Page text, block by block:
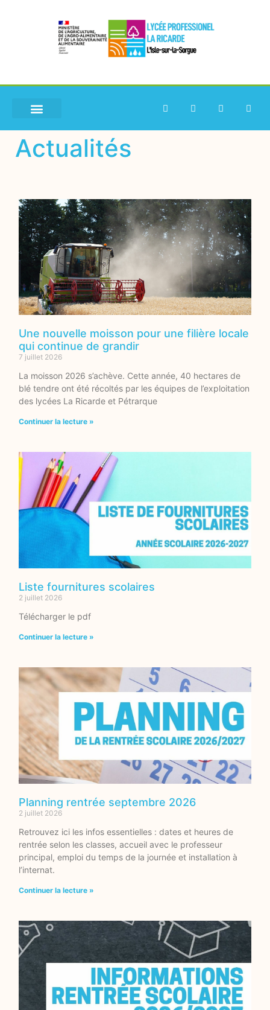
Actualités
Une nouvelle moisson pour une filière locale
qui continue de grandir
7 juillet 2026
La moisson 2026 s’achève. Cette année, 40 hectares de
blé tendre ont été récoltés par les équipes de l’exploitation
des lycées La Ricarde et Pétrarque
Continuer la lecture »
Liste fournitures scolaires
2 juillet 2026
Télécharger le pdf
Continuer la lecture »
Planning rentrée septembre 2026
2 juillet 2026
Retrouvez ici les infos essentielles : dates et heures de
rentrée selon les classes, accueil avec le professeur
principal, emploi du temps de la journée et installation à
l’internat.
Continuer la lecture »